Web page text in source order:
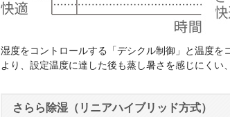
湿度をコントロールする「デシクル制御」と温度を
より、設定温度に達した後も蒸し暑さを感じにくい
さらら除湿（リニアハイブリッド方式）